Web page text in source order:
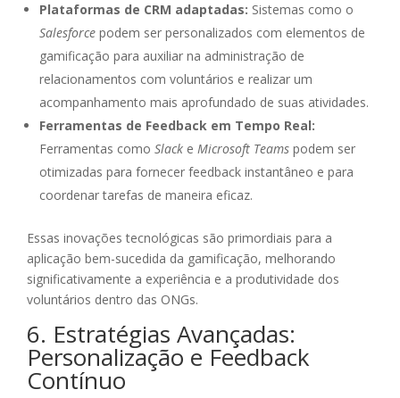
Plataformas de CRM adaptadas: Sistemas como o
Salesforce podem ser personalizados com elementos de
gamificação para auxiliar na administração de
relacionamentos com voluntários e realizar um
acompanhamento mais aprofundado de suas atividades.
Ferramentas de Feedback em Tempo Real:
Ferramentas como Slack e Microsoft Teams podem ser
otimizadas para fornecer feedback instantâneo e para
coordenar tarefas de maneira eficaz.
Essas inovações tecnológicas são primordiais para a
aplicação bem-sucedida da gamificação, melhorando
significativamente a experiência e a produtividade dos
voluntários dentro das ONGs.
6. Estratégias Avançadas:
Personalização e Feedback
Contínuo